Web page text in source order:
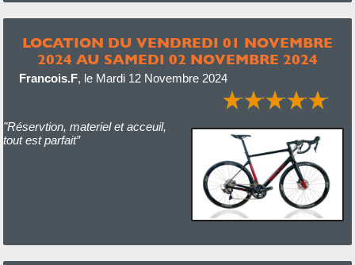
LOCATION DU VENDREDI 01 NOVEMBRE
2024 AU SAMEDI 02 NOVEMBRE 2024
Francois.F, le Mardi 12 Novembre 2024
"Réservtion, materiel et acceuil,
tout est parfait”